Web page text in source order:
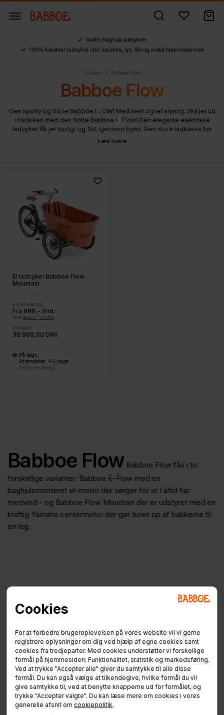
Cookies
For at forbedre brugeroplevelsen på vores website vil vi gerne
registrere oplysninger om dig ved hjælp af egne cookies samt
cookies fra tredjeparter. Med cookies understøtter vi forskellige
formål på hjemmesiden: Funktionalitet, statistik og markedsføring.
Ved at trykke "Accepter alle" giver du samtykke til alle disse
formål. Du kan også vælge at tilkendegive, hvilke formål du vil
give samtykke til, ved at benytte knapperne ud for formålet, og
trykke "Accepter valgte". Du kan læse mere om cookies i vores
generelle afsnit omcookiepolitik.
Gratis fragt på ladcykler
100% køreklar ladcykel inkl. kaleche, lys, lås og mobil hjemmeservice
Forside › Babboe Flow
Babboe Flow
Den sporty og flotte Babboe FLOW! Med nem og let styring. Skil jer ud
i trafikken med den flotte Babboe E-Flow! Den elegante elektriske
ladcykel får jer hurtigt og flot igennem byen. Den store ladkasse har
plads til 2 børn og masser af oppakning. Babboe Flow er el-ladcyklen
Læs mere
El ladcykel Babboe Flow
Mountain
Finansiering
Fra 999,- /md.
Med Resurs Fast Pris
Kontant
36.995,00 DKK
På lager
Afsendelse: 1-2 dage
- Gratis levering
Babboe Flow Babboe Flow fås i to
forskellige varianter: Babboe E-Flow med en
baghjulsmonteret el-motor der sørger for at I altid har
medvind - og Babboe Flow Mountain der er udstyret med en
kraftig Yamaha centermotor der gør turen op af bakkerne til
en leg.